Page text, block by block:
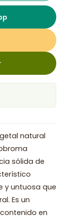
natural
sólida de
y untuosa que
Es un
en